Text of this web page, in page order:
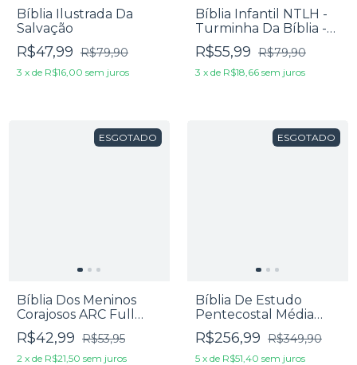
Bíblia Ilustrada Da
Salvação
R$47,99 R$79,90
3 x de R$16,00 sem juros
Bíblia Infantil NTLH -
Turminha Da Bíblia -
Capa Dura Ilustrada
R$55,99 R$79,90
3 x de R$18,66 sem juros
ESGOTADO
Bíblia Dos Meninos
Corajosos ARC Full
Color Com Harpa -
Capa Dura Verde
R$42,99 R$53,95
2 x de R$21,50 sem juros
ESGOTADO
Bíblia De Estudo
Pentecostal Média
Com Harpa Cristã
Vinho
R$256,99 R$349,90
5 x de R$51,40 sem juros